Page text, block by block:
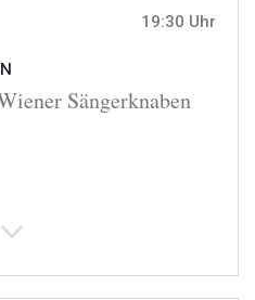
19:30 Uhr
Sängerknaben